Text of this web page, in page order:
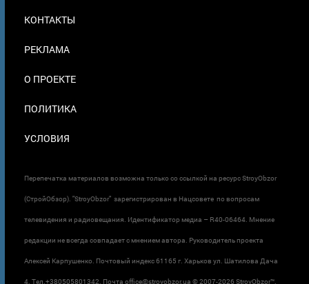
В
КОНТАКТЫ
РЕКЛАМА
О ПРОЕКТЕ
ПОЛИТИКА
УСЛОВИЯ
Перепечатка материалов возможна только со ссылкой на ресурс StroyObzor
(СтройОбзор). "StroyObzor" зарегистрирован в Нацсовете по вопросам
телевидения и радиовещания. Идентификатор медиа – R40-06464. Мнение
редакции не всегда совпадает с мнением автора. Руководитель проекта
Алексей Карпушенко. Почтовый индекс 61165 г. Харьков ул. Шатилова Дача
4. Тел.+380505801342. Почта office@stroyobzor.ua © 2007-2026 StroyObzor™.